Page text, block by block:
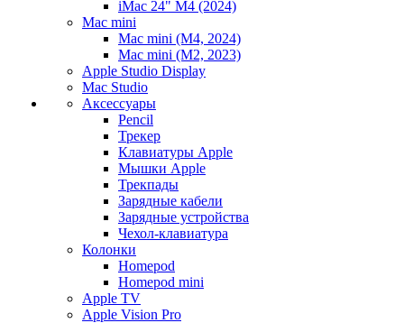
iMac 24" M4 (2024)
Mac mini
Mac mini (M4, 2024)
Mac mini (M2, 2023)
Apple Studio Display
Mac Studio
Аксессуары
Pencil
Трекер
Клавиатуры Apple
Мышки Apple
Трекпады
Зарядные кабели
Зарядные устройства
Чехол-клавиатура
Колонки
Homepod
Homepod mini
Apple TV
Apple Vision Pro